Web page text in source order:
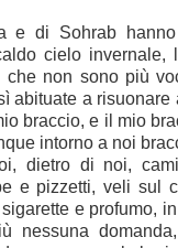
e di Sohrab
cielo invernale,
che non sono più
abituate a risuonare
braccio, e il mio
intorno a noi
dietro di noi,
e pizzetti, veli sul
e profumo,
nessuna